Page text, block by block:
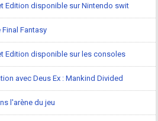
Edition disponible sur Nintendo swit
Fantasy
Edition disponible sur les consoles
avec Deus Ex : Mankind Divided
l'arène du jeu